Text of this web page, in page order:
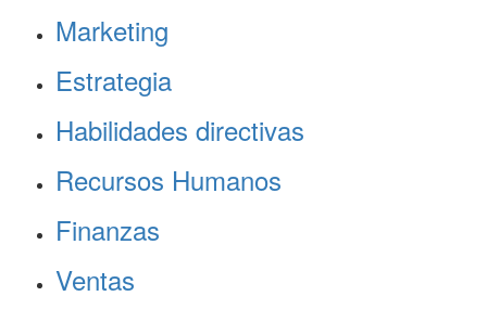
Marketing
Estrategia
Habilidades directivas
Recursos Humanos
Finanzas
Ventas